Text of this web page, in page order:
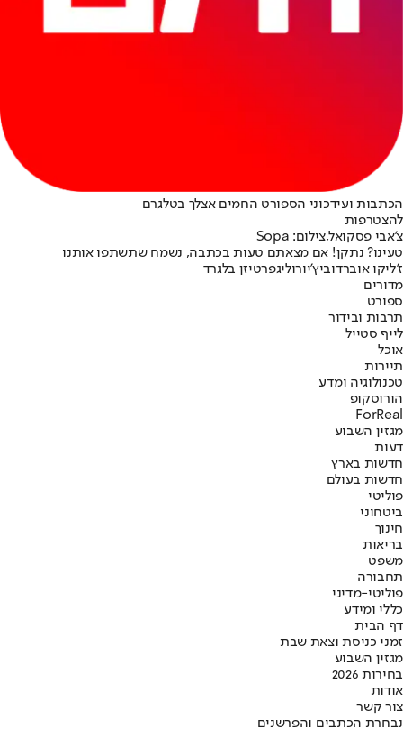
הכתבות ועידכוני הספורט החמים אצלך בטלגרם
להצטרפות
צ'אבי פסקואל,צילום: Sopa
טעינו? נתקן! אם מצאתם טעות בכתבה, נשמח שתשתפו אותנו
ז'ליקו אוברדוביץ'יורוליגפרטיזן בלגרד
מדורים
ספורט
תרבות ובידור
לייף סטייל
אוכל
תיירות
טכנולוגיה ומדע
הורוסקופ
ForReal
מגזין השבוע
דעות
חדשות בארץ
חדשות בעולם
פוליטי
ביטחוני
חינוך
בריאות
משפט
תחבורה
פוליטי-מדיני
כללי ומידע
דף הבית
זמני כניסת וצאת שבת
מגזין השבוע
בחירות 2026
אודות
צור קשר
נבחרת הכתבים והפרשנים